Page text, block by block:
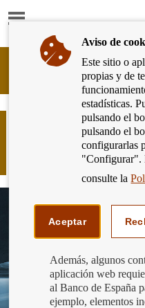
Mostrar
Cliente
Bancario
Banco
España
Eurosistema,
Educación
ser el futuro
finanzas
Aviso de
Este sitio o
propias y de
estadísticas.
pulsando el
pulsando el
configurarlas
"Configurar".
consulte la
Aceptar
Además, algunos
aplicación web
al Banco de España
ejemplo, elementos